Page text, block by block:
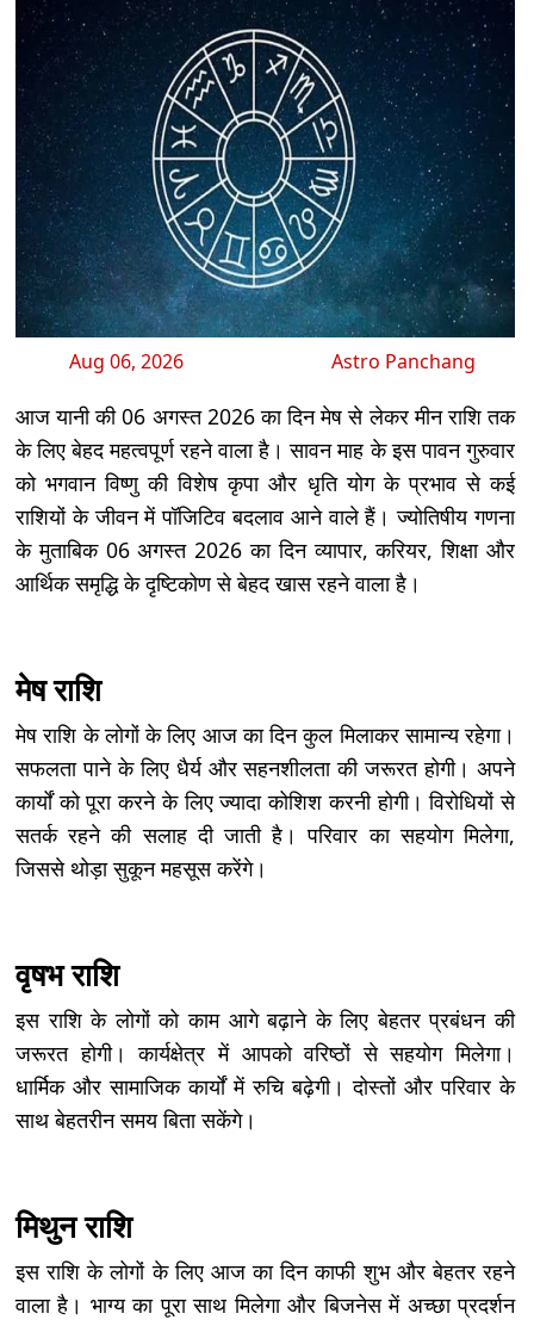
Aug 06, 2026 Astro Panchang
आज यानी की 06 अगस्त 2026 का दिन मेष से लेकर मीन राशि तक
के लिए बेहद महत्वपूर्ण रहने वाला है। सावन माह के इस पावन गुरुवार
को भगवान विष्णु की विशेष कृपा और धृति योग के प्रभाव से कई
राशियों के जीवन में पॉजिटिव बदलाव आने वाले हैं। ज्योतिषीय गणना
के मुताबिक 06 अगस्त 2026 का दिन व्यापार, करियर, शिक्षा और
आर्थिक समृद्धि के दृष्टिकोण से बेहद खास रहने वाला है।
मेष राशि
मेष राशि के लोगों के लिए आज का दिन कुल मिलाकर सामान्य रहेगा।
सफलता पाने के लिए धैर्य और सहनशीलता की जरूरत होगी। अपने
कार्यों को पूरा करने के लिए ज्यादा कोशिश करनी होगी। विरोधियों से
सतर्क रहने की सलाह दी जाती है। परिवार का सहयोग मिलेगा,
जिससे थोड़ा सुकून महसूस करेंगे।
वृषभ राशि
इस राशि के लोगों को काम आगे बढ़ाने के लिए बेहतर प्रबंधन की
जरूरत होगी। कार्यक्षेत्र में आपको वरिष्ठों से सहयोग मिलेगा।
धार्मिक और सामाजिक कार्यों में रुचि बढ़ेगी। दोस्तों और परिवार के
साथ बेहतरीन समय बिता सकेंगे।
मिथुन राशि
इस राशि के लोगों के लिए आज का दिन काफी शुभ और बेहतर रहने
वाला है। भाग्य का पूरा साथ मिलेगा और बिजनेस में अच्छा प्रदर्शन